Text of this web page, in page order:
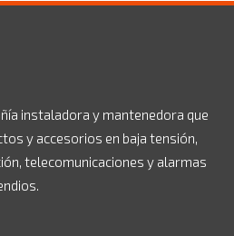
instaladora y mantenedora que
y accesorios en baja tensión,
telecomunicaciones y alarmas